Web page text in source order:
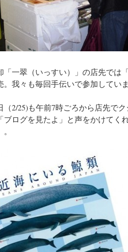
「一翠（いっすい）」の店先では
。我々も毎回手伝いで参加していま
（2/25)も午前7時ごろから店先で
ブログを見たよ」と声をかけてく